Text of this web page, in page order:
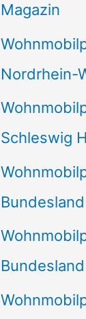
Magazin
Nordrhein-
Schleswig